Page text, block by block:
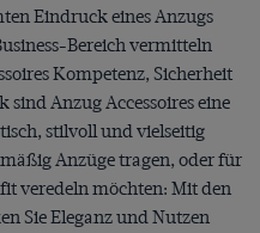
Eindruck eines Anzugs
Bereich vermitteln
Kompetenz, Sicherheit
sind Anzug Accessoires eine
stilvoll und vielseitig
Anzüge tragen, oder für
veredeln möchten: Mit den
Sie Eleganz und Nutzen